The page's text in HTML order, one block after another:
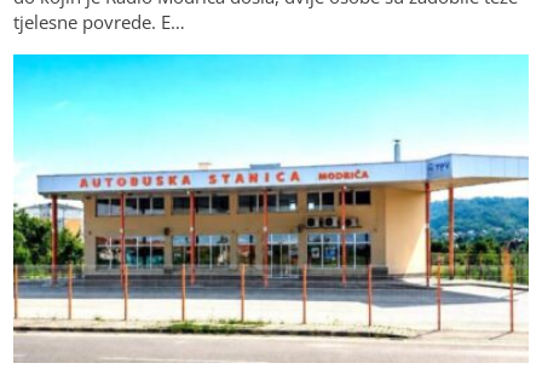
tjelesne povrede. E…